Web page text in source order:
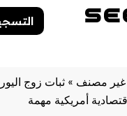
غير مصنف » ثبات زوج
أمريكية مهمة